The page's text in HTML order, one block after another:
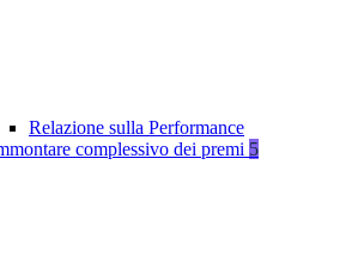
Relazione sulla Performance
complessivo dei premi 5